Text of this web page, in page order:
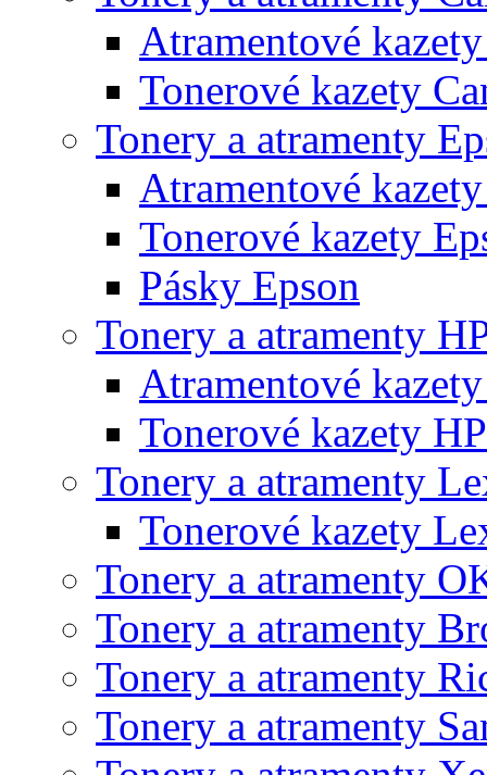
Atramentové
Tonerové kazety
Tonery a atramenty
Atramentové
Tonerové kazety
Pásky Epson
Tonery a atramenty
Atramentové
Tonerové kazety HP
Tonery a atramenty
Tonerové kazety
Tonery a atramenty
Tonery a atramenty
Tonery a atramenty
Tonery a atramenty